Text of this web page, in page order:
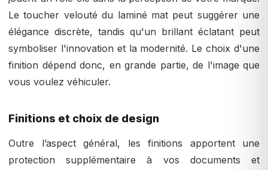
Le toucher velouté du laminé mat peut suggérer une
élégance discrète, tandis qu'un brillant éclatant peut
symboliser l'innovation et la modernité. Le choix d'une
finition dépend donc, en grande partie, de l'image que
vous voulez véhiculer.
Finitions et choix de design
Outre l’aspect général, les finitions apportent une
protection supplémentaire à vos documents et